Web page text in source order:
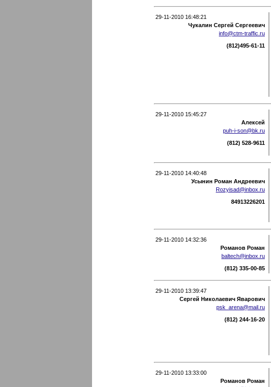
29-11-2010 16:48:21
Чукалин Сергей Сергеевич
info@ctm-traffic.ru
(812)495-61-11
29-11-2010 15:45:27
Алексей
puh-i-son@bk.ru
(812) 528-9611
29-11-2010 14:40:48
Усынин Роман Андреевич
Rozyisad@inbox.ru
84913226201
29-11-2010 14:32:36
Романов Роман
baltech@inbox.ru
(812) 335-00-85
29-11-2010 13:39:47
Сергей Николаевич Яварович
psk_arena@mail.ru
(812) 244-16-20
29-11-2010 13:33:00
Романов Роман